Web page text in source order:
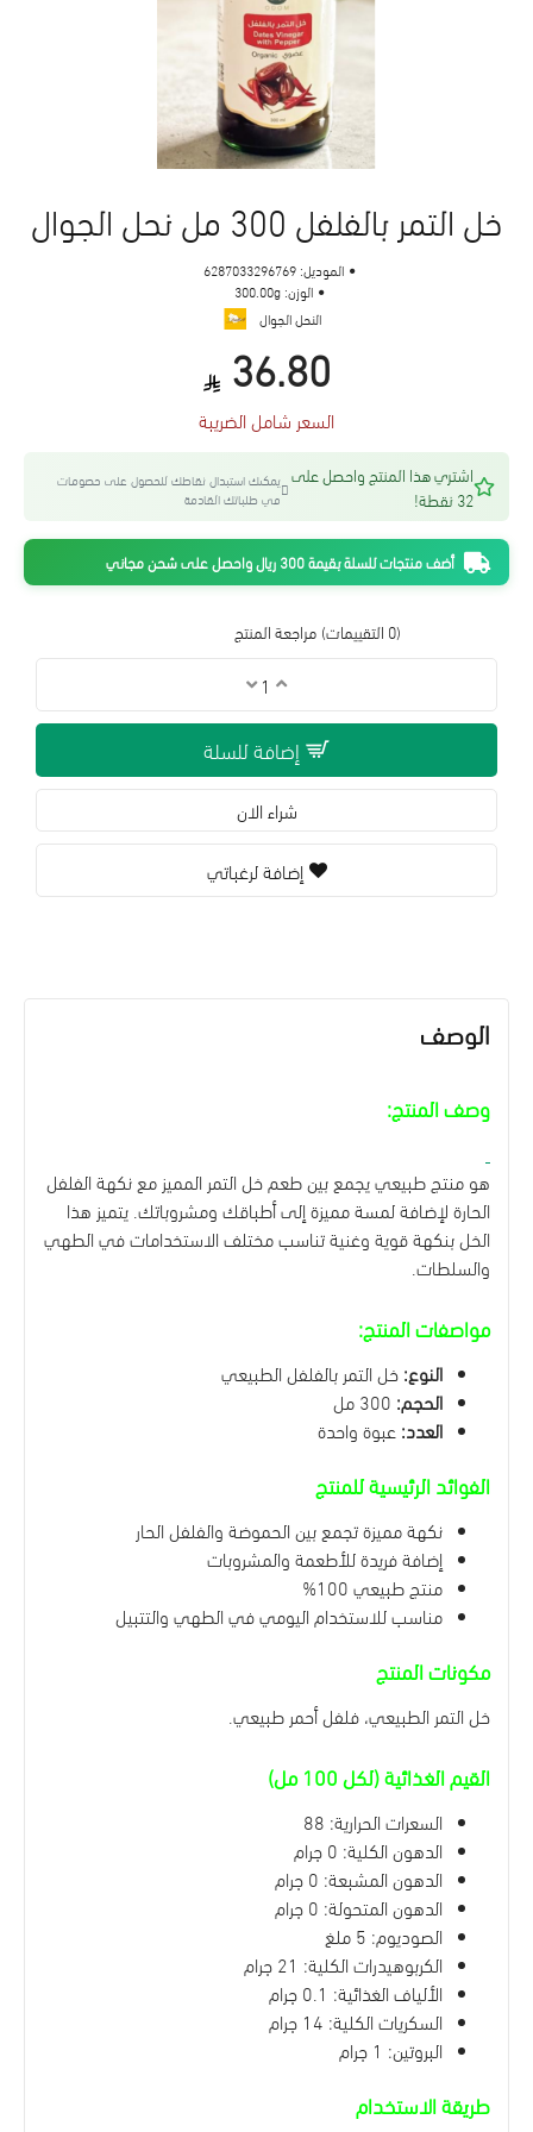
خل التمر بالفلفل 300 مل نحل الجوال
(0 التقييمات) مراجعة المنتج
36.80
السعر شامل الضريبة
الموديل: 6287033296769
الوزن: 300.00g
النحل الجوال
اشتري هذا المنتج واحصل على
32 نقطة!
يمكنك استبدال نقاطك للحصول على خصومات
في طلباتك القادمة
أضف منتجات للسلة بقيمة 300 ريال واحصل على شحن مجاني
إضافة للسلة
شراء الان
إضافة لرغباتي
الوصف
وصف المنتج:
هو منتج طبيعي يجمع بين طعم خل التمر المميز مع نكهة الفلفل
الحارة لإضافة لمسة مميزة إلى أطباقك ومشروباتك. يتميز هذا
الخل بنكهة قوية وغنية تناسب مختلف الاستخدامات في الطهي
والسلطات.
مواصفات المنتج:
النوع: خل التمر بالفلفل الطبيعي
الحجم:
العدد: عبوة واحدة
الفوائد الرئيسية للمنتج
نكهة مميزة تجمع بين الحموضة والفلفل الحار
إضافة فريدة للأطعمة والمشروبات
منتج طبيعي 100%
مناسب للاستخدام اليومي في الطهي والتتبيل
مكونات المنتج
خل التمر الطبيعي، فلفل أحمر طبيعي.
القيم الغذائية (لكل 100 مل)
السعرات الحرارية: 88
الدهون الكلية: 0 جرام
الدهون المشبعة: 0 جرام
الدهون المتحولة: 0 جرام
الصوديوم: 5 ملغ
الكربوهيدرات الكلية: 21 جرام
الألياف الغذائية: 0.1 جرام
السكريات الكلية: 14 جرام
البروتين: 1 جرام
طريقة الاستخدام